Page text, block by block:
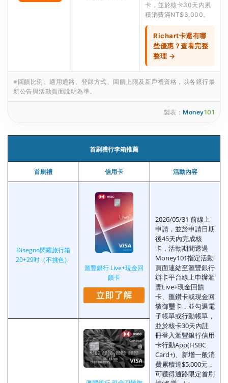
卡，並於核卡30天內累
積消費滿NT$3,000。
Richart卡還有哪
些優惠？查看完整
整理 →
※回饋比例、適用通路、登錄方式、回饋上限及新戶禮資格，以各銀行最
新公告與活動頁面說明為準。
製表： Money101
首刷禮行李箱推薦
首刷禮 信用卡 活動內容
Disegno閃耀旅行箱
20+29吋（不挑色）
滙豐銀行 Live+現金回
饋卡
2026/05/31 前線上
申請，並於申請日期
後45天內完成核
卡，活動期間透過
Money101指定活動
頁面連結至滙豐銀行
辦卡平台線上申辦滙
豐Live+現金回饋
卡、匯鑽卡或現金回
饋御璽卡，並勾選電
子帳單或行動帳單，
並於核卡30天內註
冊登入滙豐銀行信用
卡行動App(HSBC
Card+)、新增一般消
費累積達$5,000元，
可獲得通路限定首刷